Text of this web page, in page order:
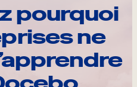
pourquoi
ne